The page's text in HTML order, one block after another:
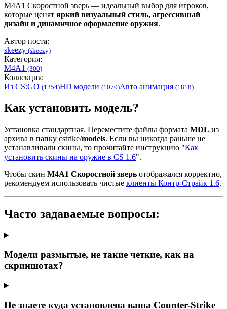
М4А1 Скоростной зверь — идеальный выбор для игроков,
которые ценят яркий визуальный стиль, агрессивный
дизайн и динамичное оформление оружия.
Автор поста:
skeezy (skeezy)
Категория:
M4A1 (300)
Коллекция:
Из CS:GO (1254)HD модели (1070)Авто анимация (1818)
Как установить модель?
Установка стандартная. Переместите файлы формата MDL из
архива в папку cstrike/models. Если вы никогда раньше не
устанавливали скины, то прочитайте инструкцию "Как
установить скины на оружие в CS 1.6".
Чтобы скин М4А1 Скоростной зверь отображался корректно,
рекомендуем использовать чистые клиенты Контр-Страйк 1.6.
Часто задаваемые вопросы:
Модели размытые, не такие четкие, как на
скриншотах?
Не знаете куда установлена ваша Counter-Strike